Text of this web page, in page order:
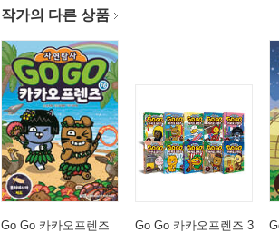
작가의 다른 상품
Go Go 카카오프렌즈
Go Go 카카오프렌즈 3